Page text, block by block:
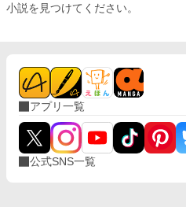
小説を見つけてください。
アプリ一覧
公式SNS一覧